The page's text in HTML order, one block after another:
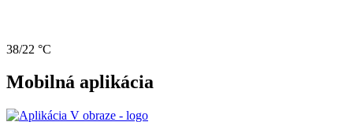
38/22 °C
Mobilná aplikácia